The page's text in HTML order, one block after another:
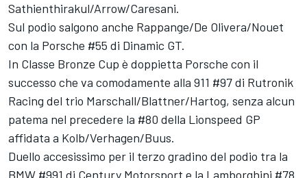
Sathienthirakul/Arrow/Caresani.
Sul podio salgono anche Rappange/De Olivera/Nouet
con la Porsche #55 di Dinamic GT.
In Classe Bronze Cup è doppietta Porsche con il
successo che va comodamente alla 911 #97 di Rutronik
Racing del trio Marschall/Blattner/Hartog, senza alcun
patema nel precedere la #80 della Lionspeed GP
affidata a Kolb/Verhagen/Buus.
Duello accesissimo per il terzo gradino del podio tra la
BMW #991 di Century Motorsport e la Lamborghini #78